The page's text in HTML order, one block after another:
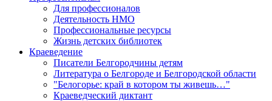
Для профессионалов
Деятельность НМО
Профессиональные ресурсы
Жизнь детских библиотек
Краеведение
Писатели Белгородчины детям
Литература о Белгороде и Белгородской области
"Белогорье: край в котором ты живешь…"
Краеведческий диктант